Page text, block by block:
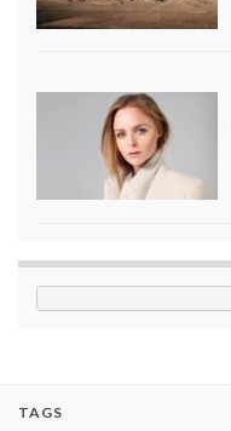
TAGS